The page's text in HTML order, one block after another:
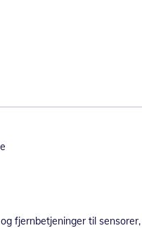
fjernbetjeninger til